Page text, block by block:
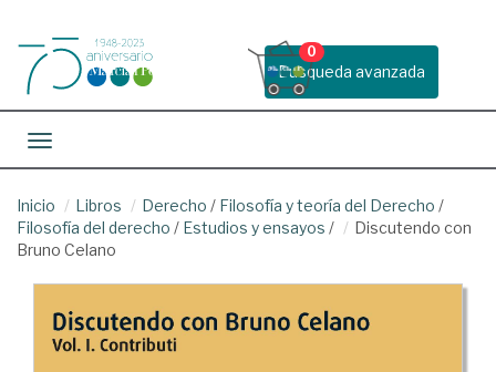
Busqueda avanzada
0
Toggle navigation
Inicio Libros Derecho / Filosofía y teoría del Derecho /
Filosofía del derecho / Estudios y ensayos /
Discutendo con
Bruno Celano